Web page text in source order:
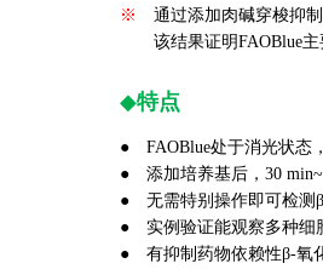
※ 通过添加肉碱穿梭抑
该结果证明FAOBlue
◆特点
● FAOBlue处于消光状态
● 添加培养基后，30
● 无需特别操作即可检测
● 实例验证能观察多种细
● 有抑制药物依赖性β-氧